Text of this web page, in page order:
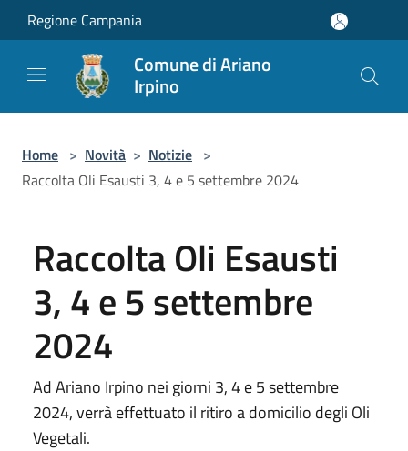
Salta al contenuto principale
Regione Campania
Comune di Ariano
Irpino
Home > Novità > Notizie >
Raccolta Oli Esausti 3, 4 e 5 settembre 2024
Raccolta Oli Esausti
3, 4 e 5 settembre
2024
Ad Ariano Irpino nei giorni 3, 4 e 5 settembre
2024, verrà effettuato il ritiro a domicilio degli Oli
Vegetali.